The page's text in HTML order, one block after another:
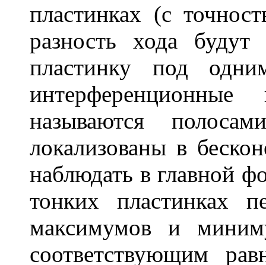
пластинках (с
разность хода
пластинку под
называются
локализованы в
наблюдать в главной
тонких пластинках
максимумов и
соответствующим